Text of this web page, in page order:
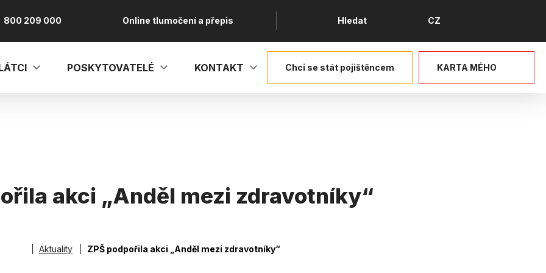
800 209 000 Online tlumočení a přepis Hledat Jazyk
CZ
POSKYTOVATELÉ KONTAKT Chci se stát pojištěncem KARTA MÉHO
akci „Anděl mezi zdravotníky“
Aktuality ZPŠ podpořila akci „Anděl mezi zdravotníky“